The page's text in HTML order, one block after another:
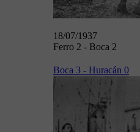
18/07/1937
Ferro 2 - Boca 2
Boca 3 - Huracán 0